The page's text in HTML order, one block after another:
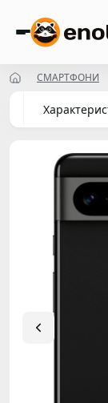
СМАРТФОНИ